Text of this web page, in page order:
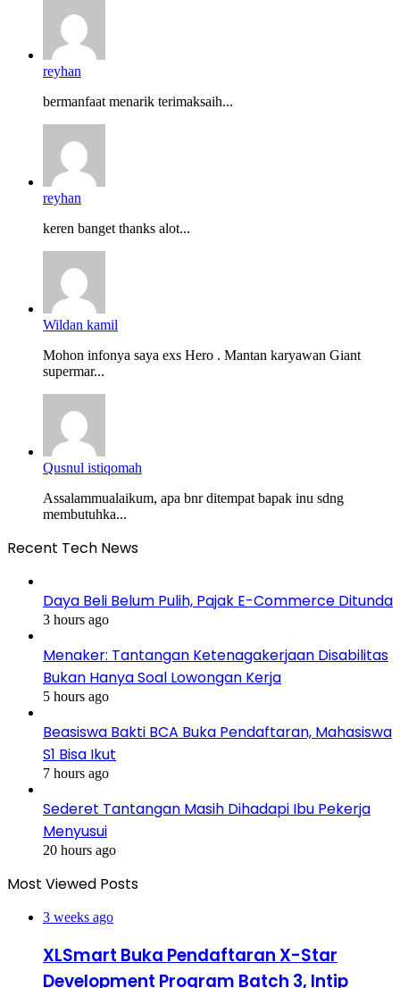
reyhan
bermanfaat menarik terimaksaih...
reyhan
keren banget thanks alot...
Wildan kamil
Mohon infonya saya exs Hero . Mantan karyawan Giant
supermar...
Qusnul istiqomah
Assalammualaikum, apa bnr ditempat bapak inu sdng
membutuhka...
Recent Tech News
Daya Beli Belum Pulih, Pajak E-Commerce Ditunda
3 hours ago
Menaker: Tantangan Ketenagakerjaan Disabilitas
Bukan Hanya Soal Lowongan Kerja
5 hours ago
Beasiswa Bakti BCA Buka Pendaftaran, Mahasiswa
S1 Bisa Ikut
7 hours ago
Sederet Tantangan Masih Dihadapi Ibu Pekerja
Menyusui
20 hours ago
Most Viewed Posts
3 weeks ago
XLSmart Buka Pendaftaran X-Star
Development Program Batch 3, Intip